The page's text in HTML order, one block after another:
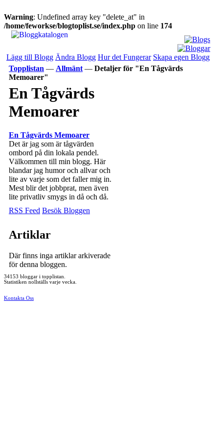
Warning: Undefined array key "delete_at" in
/home/feworkse/blogtoplist.se/index.php on line 174
Lägg till Blogg Ändra Blogg Hur det Fungerar Skapa egen Blogg
Topplistan — Allmänt — Detaljer för "En Tågvärds
Memoarer"
En Tågvärds
Memoarer
En Tågvärds Memoarer
Det är jag som är tågvärden
ombord på din lokala pendel.
Välkommen till min blogg. Här
blandar jag humor och allvar och
lite av varje som det faller mig in.
Mest blir det jobbprat, men även
lite privatliv smygs in då och då.
RSS Feed Besök Bloggen
Artiklar
Där finns inga artiklar arkiverade
för denna bloggen.
34153 bloggar i topplistan.
Statistiken nollställs varje vecka.
Kontakta Oss